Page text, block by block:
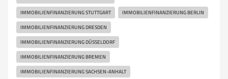
IMMOBILIENFINANZIERUNG STUTTGART IMMOBILIENFINANZIERUNG BERLIN
IMMOBILIENFINANZIERUNG DRESDEN
IMMOBILIENFINANZIERUNG DÜSSELDORF
IMMOBILIENFINANZIERUNG BREMEN
IMMOBILIENFINANZIERUNG SACHSEN-ANHALT